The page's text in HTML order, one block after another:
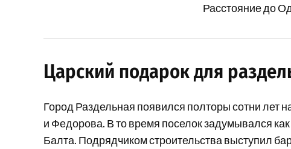
Расстояние до
Царский подарок для
Город Раздельная появился полторы сотни лет
и Федорова. В то время поселок задумывался
Балта. Подрядчиком строительства выступил